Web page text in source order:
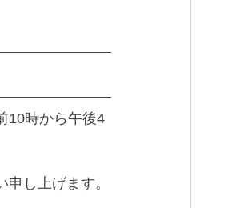
10時から午後4
し上げます。